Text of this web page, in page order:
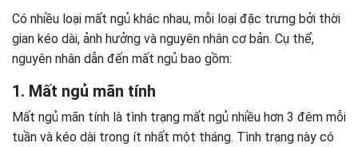
Có nhiều loại mất ngủ khác nhau, mỗi loại đặc trưng bởi thời
gian kéo dài, ảnh hưởng và nguyên nhân cơ bản. Cụ thể,
nguyên nhân dẫn đến mất ngủ bao gồm:
1. Mất ngủ mãn tính
Mất ngủ mãn tính là tình trạng mất ngủ nhiều hơn 3 đêm mỗi
tuần và kéo dài trong ít nhất một tháng. Tình trạng này có